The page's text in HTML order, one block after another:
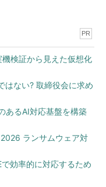
PR
検証から見えた仮想化
はない? 取締役会に求め
あるAI対応基盤を構築
2026 ランサムウェア対
効率的に対応するため